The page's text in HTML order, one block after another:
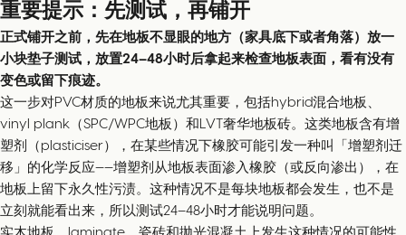
重要提示：先测试，再铺开
正式铺开之前，先在地板不显眼的地方（家具底下或者角落）放一
小块垫子测试，放置24–48小时后拿起来检查地板表面，看有没有
变色或留下痕迹。
这一步对PVC材质的地板来说尤其重要，包括hybrid混合地板、
vinyl plank（SPC/WPC地板）和LVT奢华地板砖。这类地板含有增
塑剂（plasticiser），在某些情况下橡胶可能引发一种叫「增塑剂迁
移」的化学反应——增塑剂从地板表面渗入橡胶（或反向渗出），在
地板上留下永久性污渍。这种情况不是每块地板都会发生，也不是
立刻就能看出来，所以测试24–48小时才能说明问题。
实木地板、laminate、瓷砖和抛光混凝土上发生这种情况的可能性